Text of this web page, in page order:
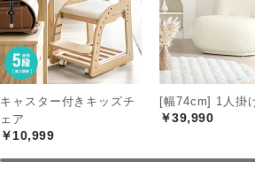
キャスター付きキッズチ
ェア
￥10,999
[幅74cm] 1人掛
￥39,990